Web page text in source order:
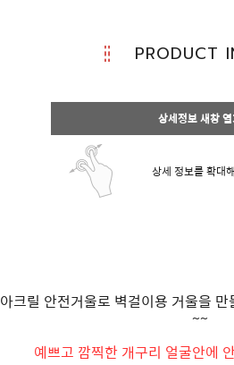
PRODUCT
상세정보 새창
상세 정보를 확대
아크릴 안전거울로 벽걸이용 거울을
~~
예쁘고 깜찍한 개구리 얼굴안에